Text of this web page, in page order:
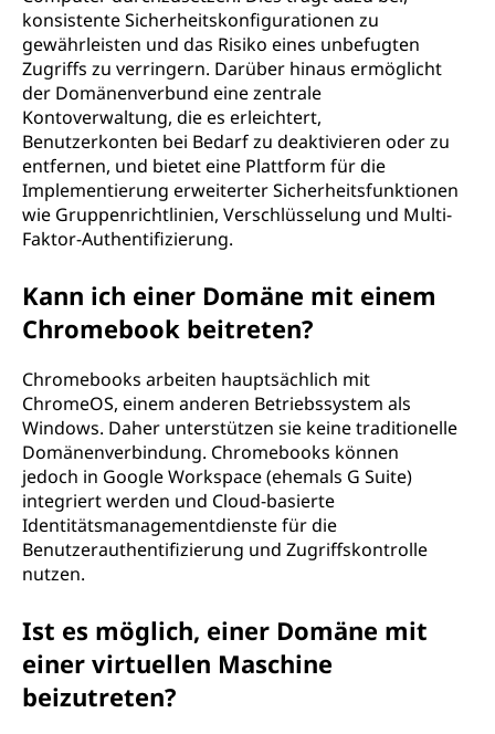
konsistente Sicherheitskonfigurationen zu
gewährleisten und das Risiko eines unbefugten
Zugriffs zu verringern. Darüber hinaus ermöglicht
der Domänenverbund eine zentrale
Kontoverwaltung, die es erleichtert,
Benutzerkonten bei Bedarf zu deaktivieren oder zu
entfernen, und bietet eine Plattform für die
Implementierung erweiterter Sicherheitsfunktionen
wie Gruppenrichtlinien, Verschlüsselung und Multi-
Faktor-Authentifizierung.
Kann ich einer Domäne mit einem
Chromebook beitreten?
Chromebooks arbeiten hauptsächlich mit
ChromeOS, einem anderen Betriebssystem als
Windows. Daher unterstützen sie keine traditionelle
Domänenverbindung. Chromebooks können
jedoch in Google Workspace (ehemals G Suite)
integriert werden und Cloud-basierte
Identitätsmanagementdienste für die
Benutzerauthentifizierung und Zugriffskontrolle
nutzen.
Ist es möglich, einer Domäne mit
einer virtuellen Maschine
beizutreten?